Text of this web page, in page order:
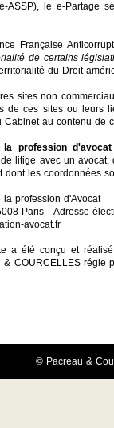
ASSP), le e-
Française
de certains
du Droit
sites non
de ces sites ou leurs
au contenu de
la profession
litige avec un
dont les coordonnées
la profession d'Avocat
Paris - Adresse
avocat.fr
a été conçu et
COURCELLES
© Pacreau &